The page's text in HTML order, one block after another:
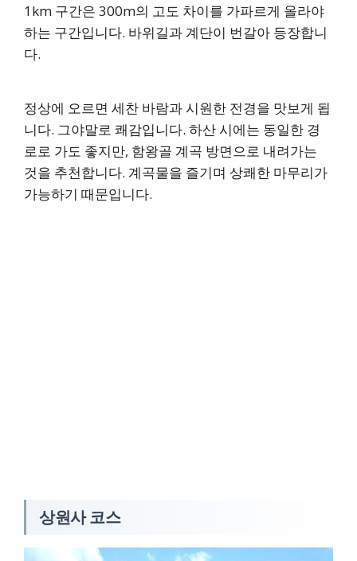
1km 구간은 300m의 고도 차이를 가파르게 올라야
하는 구간입니다. 바위길과 계단이 번갈아 등장합니
다.
정상에 오르면 세찬 바람과 시원한 전경을 맛보게 됩
니다. 그야말로 쾌감입니다. 하산 시에는 동일한 경
로로 가도 좋지만, 함왕골 계곡 방면으로 내려가는
것을 추천합니다. 계곡물을 즐기며 상쾌한 마무리가
가능하기 때문입니다.
상원사 코스